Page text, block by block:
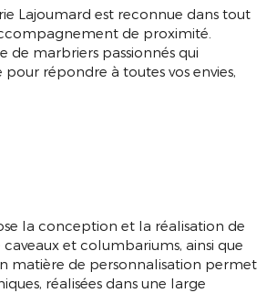
Lajoumard est reconnue dans tout
de proximité.
de marbriers passionnés qui
répondre à toutes vos envies,
la conception et la réalisation de
et columbariums, ainsi que
matière de personnalisation permet
réalisées dans une large